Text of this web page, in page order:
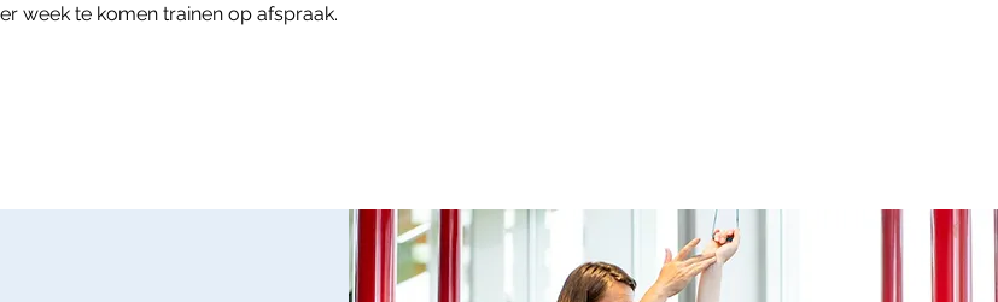
week te komen trainen op afspraak.